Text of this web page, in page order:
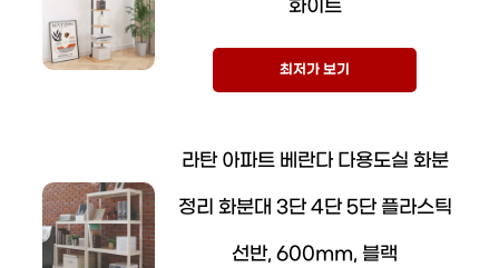
화이트
최저가 보기
라탄 아파트 베란다 다용도실 화분
정리 화분대 3단 4단 5단 플라스틱
선반, 600mm, 블랙